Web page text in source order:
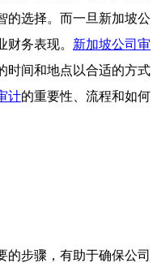
的选择。而一旦新加坡公
务表现。 新加坡公司审
时间和地点以合适的方式
计的重要性、流程和如何
的步骤，有助于确保公司